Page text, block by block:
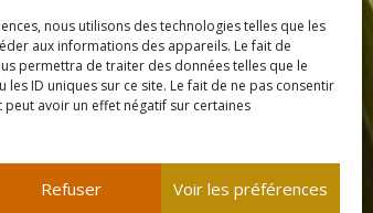
nous utilisons des technologies telles que les
aux informations des appareils. Le fait de
permettra de traiter des données telles que le
ID uniques sur ce site. Le fait de ne pas consentir
avoir un effet négatif sur certaines
Refuser Voir les préférences
: (450) 451-5203
générale :
générale :